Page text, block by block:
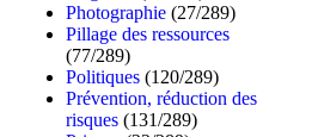
Photographie (27/289)
Pillage des ressources
(77/289)
Politiques (120/289)
Prévention, réduction des
risques (131/289)